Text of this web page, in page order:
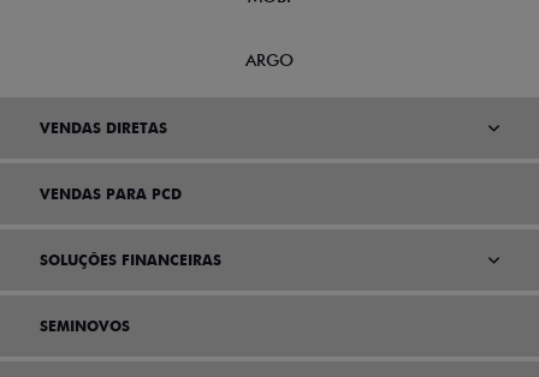
ARGO
VENDAS DIRETAS
VENDAS PARA PCD
SOLUÇÕES FINANCEIRAS
SEMINOVOS